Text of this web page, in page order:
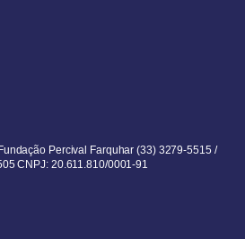
Percival Farquhar (33) 3279-5515 /
CNPJ: 20.611.810/0001-91